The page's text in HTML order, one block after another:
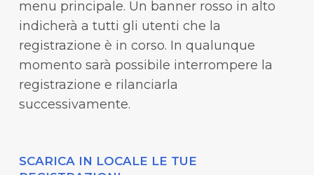
menu principale. Un banner rosso in alto
indicherà a tutti gli utenti che la
registrazione è in corso. In qualunque
momento sarà possibile interrompere la
registrazione e rilanciarla
successivamente.
SCARICA IN LOCALE LE TUE